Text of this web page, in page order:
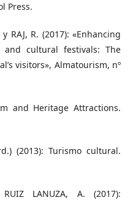
Press.
y RAJ, R. (2017): «Enhancing
cultural festivals: The
visitors», Almatourism, nº
and Heritage Attractions.
(2013): Turismo cultural.
LANUZA, A. (2017):